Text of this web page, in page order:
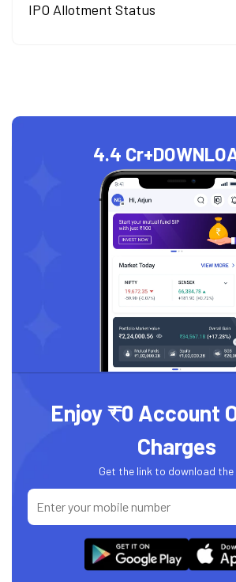
IPO Allotment Status
4.4 Cr+
Enjoy ₹0 Account
Charges
Get the link to download the